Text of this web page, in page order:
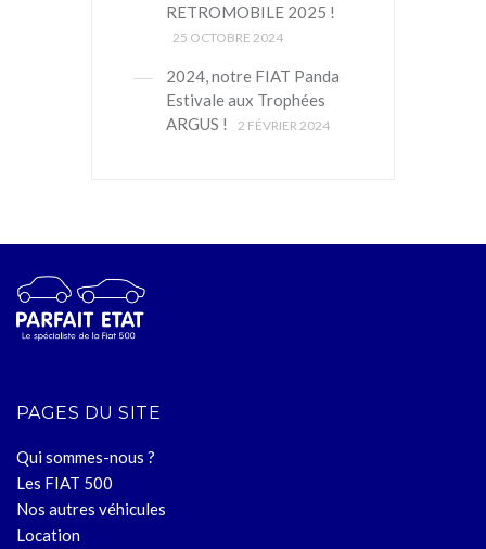
RETROMOBILE 2025 !
25 OCTOBRE 2024
2024, notre FIAT Panda
Estivale aux Trophées
ARGUS !
2 FÉVRIER 2024
PAGES DU SITE
Qui sommes-nous ?
Les FIAT 500
Nos autres véhicules
Location